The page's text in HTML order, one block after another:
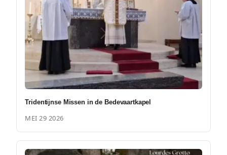
Tridentijnse Missen in de Bedevaartkapel
MEI 29 2026